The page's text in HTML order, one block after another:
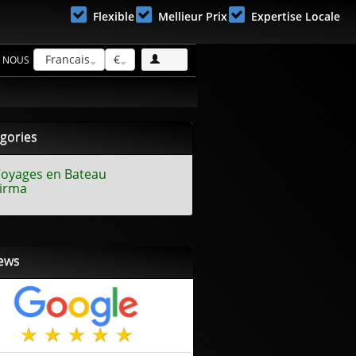
Flexible Mellieur Prix Expertise Locale
Francais €
en Bateau